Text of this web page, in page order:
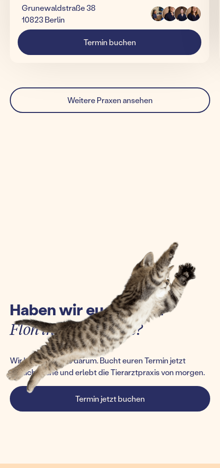
Grunewaldstraße 38
10823 Berlin
Termin buchen
Weitere Praxen ansehen
Haben wir euch einen
Floh ins Ohr gesetzt?
Wir kümmern uns darum. Bucht euren Termin jetzt
einfach online und erlebt die Tierarztpraxis von morgen.
Termin jetzt buchen